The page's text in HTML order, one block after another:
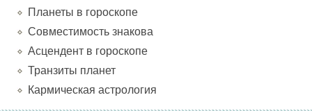
Планеты в гороскопе
Совместимость знакова
Асцендент в гороскопе
Транзиты планет
Кармическая астрология